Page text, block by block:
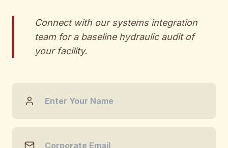
Connect with our systems integration
team for a baseline hydraulic audit of
your facility.